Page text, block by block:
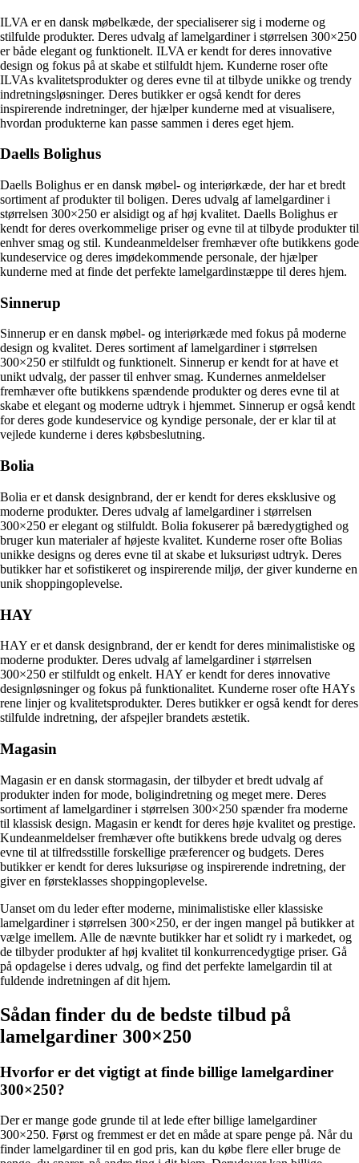
ILVA er en dansk møbelkæde, der specialiserer sig i moderne og
stilfulde produkter. Deres udvalg af lamelgardiner i størrelsen 300×250
er både elegant og funktionelt. ILVA er kendt for deres innovative
design og fokus på at skabe et stilfuldt hjem. Kunderne roser ofte
ILVAs kvalitetsprodukter og deres evne til at tilbyde unikke og trendy
indretningsløsninger. Deres butikker er også kendt for deres
inspirerende indretninger, der hjælper kunderne med at visualisere,
hvordan produkterne kan passe sammen i deres eget hjem.
Daells Bolighus
Daells Bolighus er en dansk møbel- og interiørkæde, der har et bredt
sortiment af produkter til boligen. Deres udvalg af lamelgardiner i
størrelsen 300×250 er alsidigt og af høj kvalitet. Daells Bolighus er
kendt for deres overkommelige priser og evne til at tilbyde produkter til
enhver smag og stil. Kundeanmeldelser fremhæver ofte butikkens gode
kundeservice og deres imødekommende personale, der hjælper
kunderne med at finde det perfekte lamelgardinstæppe til deres hjem.
Sinnerup
Sinnerup er en dansk møbel- og interiørkæde med fokus på moderne
design og kvalitet. Deres sortiment af lamelgardiner i størrelsen
300×250 er stilfuldt og funktionelt. Sinnerup er kendt for at have et
unikt udvalg, der passer til enhver smag. Kundernes anmeldelser
fremhæver ofte butikkens spændende produkter og deres evne til at
skabe et elegant og moderne udtryk i hjemmet. Sinnerup er også kendt
for deres gode kundeservice og kyndige personale, der er klar til at
vejlede kunderne i deres købsbeslutning.
Bolia
Bolia er et dansk designbrand, der er kendt for deres eksklusive og
moderne produkter. Deres udvalg af lamelgardiner i størrelsen
300×250 er elegant og stilfuldt. Bolia fokuserer på bæredygtighed og
bruger kun materialer af højeste kvalitet. Kunderne roser ofte Bolias
unikke designs og deres evne til at skabe et luksuriøst udtryk. Deres
butikker har et sofistikeret og inspirerende miljø, der giver kunderne en
unik shoppingoplevelse.
HAY
HAY er et dansk designbrand, der er kendt for deres minimalistiske og
moderne produkter. Deres udvalg af lamelgardiner i størrelsen
300×250 er stilfuldt og enkelt. HAY er kendt for deres innovative
designløsninger og fokus på funktionalitet. Kunderne roser ofte HAYs
rene linjer og kvalitetsprodukter. Deres butikker er også kendt for deres
stilfulde indretning, der afspejler brandets æstetik.
Magasin
Magasin er en dansk stormagasin, der tilbyder et bredt udvalg af
produkter inden for mode, boligindretning og meget mere. Deres
sortiment af lamelgardiner i størrelsen 300×250 spænder fra moderne
til klassisk design. Magasin er kendt for deres høje kvalitet og prestige.
Kundeanmeldelser fremhæver ofte butikkens brede udvalg og deres
evne til at tilfredsstille forskellige præferencer og budgets. Deres
butikker er kendt for deres luksuriøse og inspirerende indretning, der
giver en førsteklasses shoppingoplevelse.
Uanset om du leder efter moderne, minimalistiske eller klassiske
lamelgardiner i størrelsen 300×250, er der ingen mangel på butikker at
vælge imellem. Alle de nævnte butikker har et solidt ry i markedet, og
de tilbyder produkter af høj kvalitet til konkurrencedygtige priser. Gå
på opdagelse i deres udvalg, og find det perfekte lamelgardin til at
fuldende indretningen af dit hjem.
Sådan finder du de bedste tilbud på
lamelgardiner 300×250
Hvorfor er det vigtigt at finde billige lamelgardiner
300×250?
Der er mange gode grunde til at lede efter billige lamelgardiner
300×250. Først og fremmest er det en måde at spare penge på. Når du
finder lamelgardiner til en god pris, kan du købe flere eller bruge de